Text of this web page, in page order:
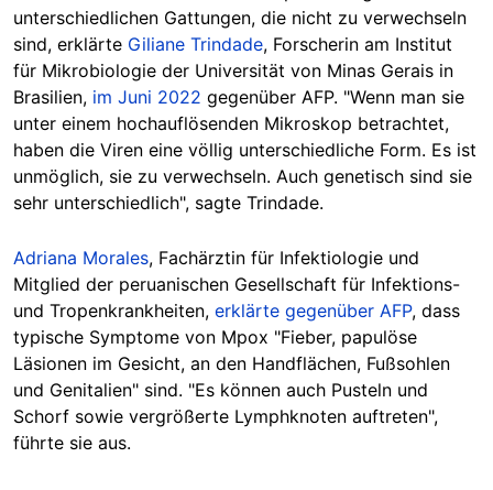
unterschiedlichen Gattungen, die nicht zu verwechseln
sind, erklärte Giliane Trindade, Forscherin am Institut
für Mikrobiologie der Universität von Minas Gerais in
Brasilien, im Juni 2022 gegenüber AFP. "Wenn man sie
unter einem hochauflösenden Mikroskop betrachtet,
haben die Viren eine völlig unterschiedliche Form. Es ist
unmöglich, sie zu verwechseln. Auch genetisch sind sie
sehr unterschiedlich", sagte Trindade.
Adriana Morales, Fachärztin für Infektiologie und
Mitglied der peruanischen Gesellschaft für Infektions-
und Tropenkrankheiten, erklärte gegenüber AFP, dass
typische Symptome von Mpox "Fieber, papulöse
Läsionen im Gesicht, an den Handflächen, Fußsohlen
und Genitalien" sind. "Es können auch Pusteln und
Schorf sowie vergrößerte Lymphknoten auftreten",
führte sie aus.